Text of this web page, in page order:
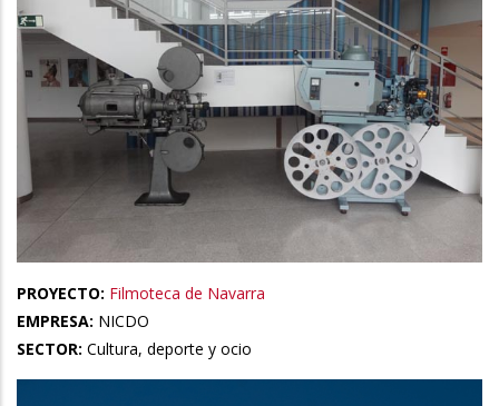
PROYECTO: Filmoteca de Navarra
EMPRESA: NICDO
SECTOR: Cultura, deporte y ocio